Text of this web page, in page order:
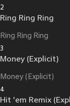
2
Ring Ring Ring
Ring Ring Ring
3
Money (Explicit)
Money (Explicit)
4
Hit 'em Remix